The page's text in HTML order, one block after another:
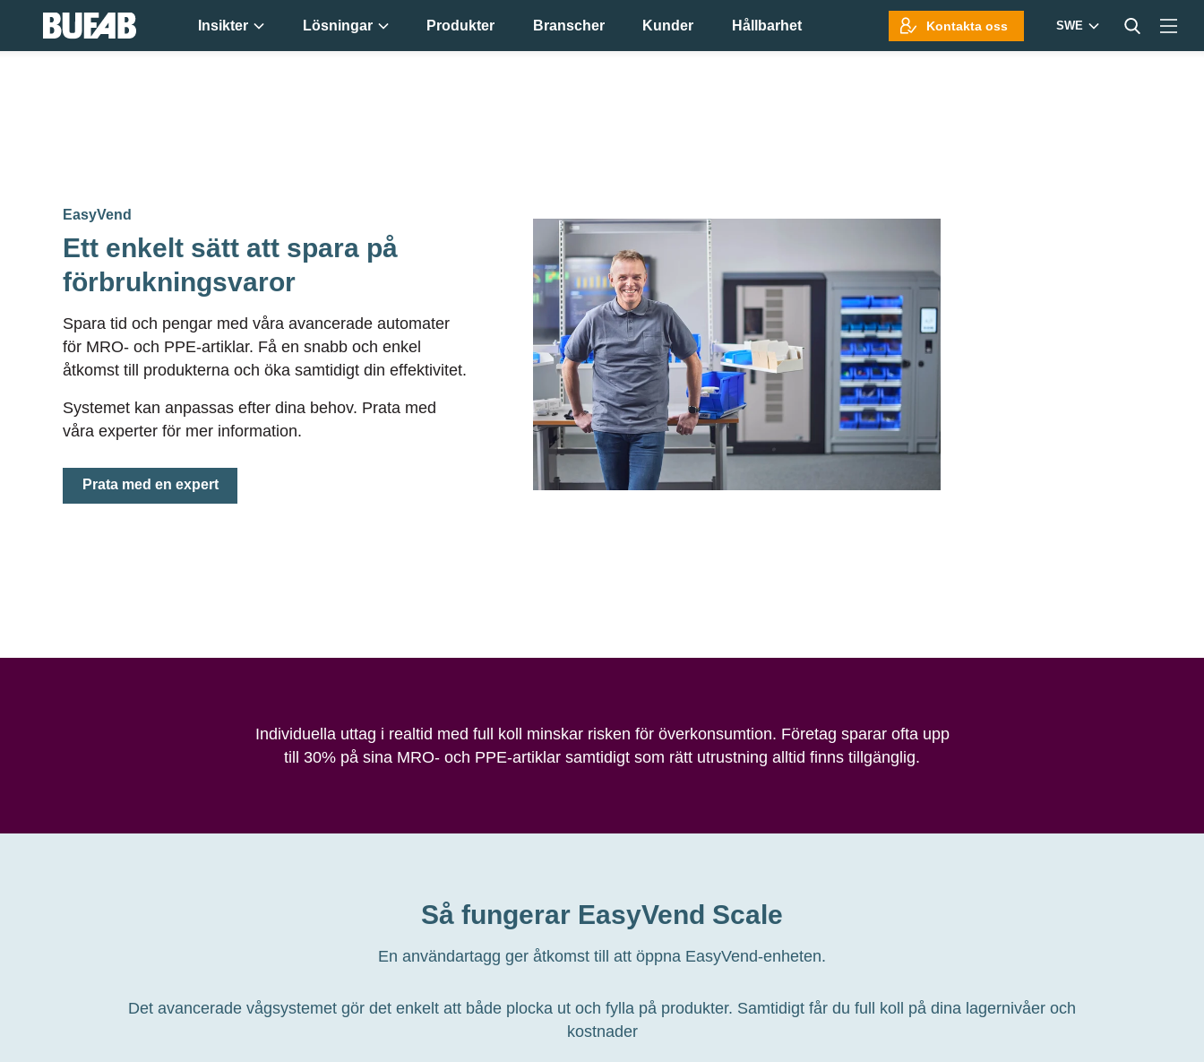
Insikter Lösningar Produkter Branscher Kunder Hållbarhet Kontakta oss SWE
BUFAB-
230223-
37-
LOWRES
EasyVend
Ett enkelt sätt att spara på
förbrukningsvaror
Spara tid och pengar med våra avancerade automater
för MRO- och PPE-artiklar. Få en snabb och enkel
åtkomst till produkterna och öka samtidigt din effektivitet.
Systemet kan anpassas efter dina behov. Prata med
våra experter för mer information.
Prata med en expert
Individuella uttag i realtid med full koll minskar risken för överkonsumtion. Företag sparar ofta upp
till 30% på sina MRO- och PPE-artiklar samtidigt som rätt utrustning alltid finns tillgänglig.
Så fungerar EasyVend Scale
En användartagg ger åtkomst till att öppna EasyVend-enheten.
Det avancerade vågsystemet gör det enkelt att både plocka ut och fylla på produkter. Samtidigt får du full koll på dina lagernivåer och
kostnader